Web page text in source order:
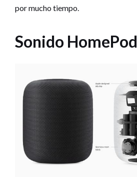
por mucho tiempo.
Sonido HomePod